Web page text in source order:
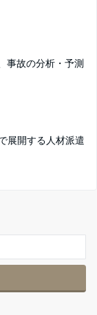
事故の分析・予測
展開する人材派遣